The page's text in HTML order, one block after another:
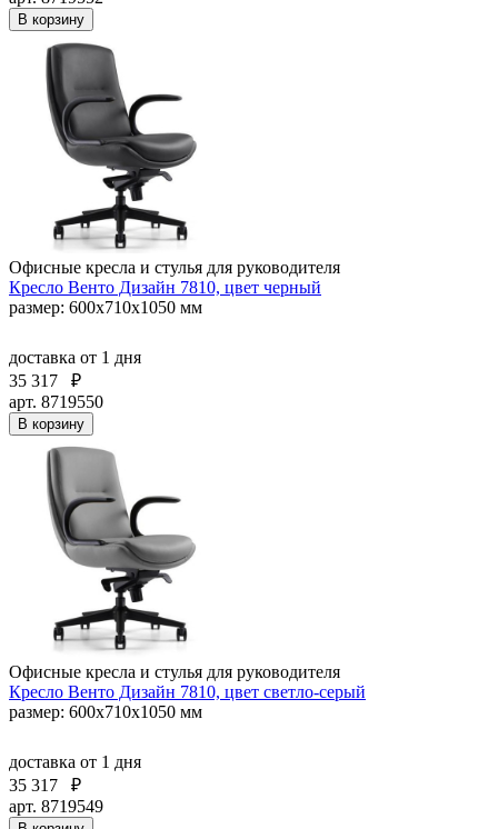
В корзину
Офисные кресла и стулья для руководителя
Кресло Венто Дизайн 7810, цвет черный
размер: 600х710х1050 мм
доставка от 1 дня
35 317
₽
арт. 8719550
В корзину
Офисные кресла и стулья для руководителя
Кресло Венто Дизайн 7810, цвет светло-серый
размер: 600х710х1050 мм
доставка от 1 дня
35 317
₽
арт. 8719549